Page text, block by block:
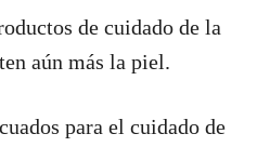
de cuidado de la
aún más la piel.
para el cuidado de